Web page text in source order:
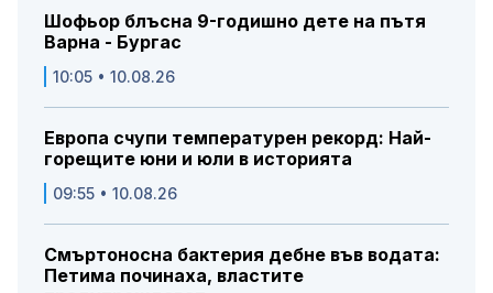
Шофьор блъсна 9-годишно дете на пътя
Варна - Бургас
10:05 • 10.08.26
Европа счупи температурен рекорд: Най-
горещите юни и юли в историята
09:55 • 10.08.26
Смъртоносна бактерия дебне във водата:
Петима починаха, властите